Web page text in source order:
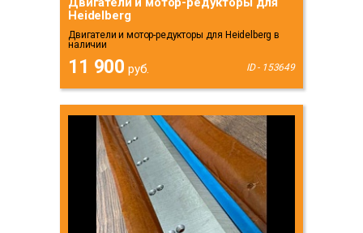
Heidelberg
Двигатели и мотор-редукторы для Heidelberg в
наличии
11 900 руб. ID - 153649